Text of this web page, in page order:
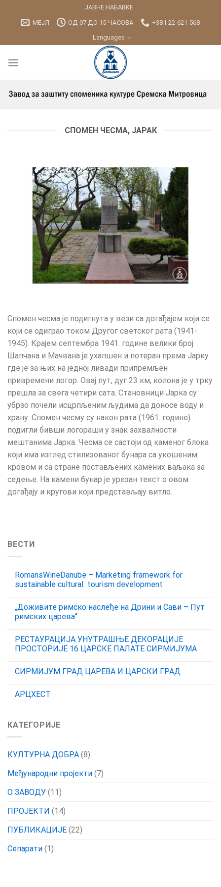
ЈАВНЕ НАБАВКЕ
МЕЈЛ ОД 07 ДО 15 ЧАСОВА +381 22 621 568
Languages
СПОМЕН ЧЕСМА, ЈАРАК
Спомен чесма је подигнута у вези са догађајем који се
који се одиграо током Другог светског рата (1941-
1945). Крајем септембра 1941. године велики број
Шапчана и Мачвана је ухапшен и потеран према Јарку
где је за њих на једној ливади припремљен
привремени логор. Овај пут, дуг 23 км, колона је у трку
прешла за свега четири сата. Становници Јарка су
убрзо почели исцрпљеним људима да доносе воду и
храну. Спомен чесму су након рата (1961. године)
подигли бивши логораши у знак захвалности
мештанима Јарка. Чесма се састоји од каменог блока
који има изглед стилизованог бунара са укошеним
кровом и са стране постављених камених ваљака за
седење. На камени бунар је урезан текст о овом
догађају и кругови који представљају витло.
ВЕСТИ
RomansWineDanube – Marketing framework for
sustainable cultural tourism development
„Доживите римско наслеђе на Дрини и Сави – Пут
римских царева“
РЕСТАУРАЦИЈА УНУТРАШЊЕ ДЕКОРАЦИЈЕ
ПРОСТОРИЈЕ 16 ЦАРСКЕ ПАЛАТЕ СИРМИЈУМА
СИРМИЈУМ ГРАД ЦАРЕВА И ЦАРСКИ ГРАД
АРЦХЕСТ
КАТЕГОРИЈЕ
КУЛТУРНА ДОБРА (8)
Међународни пројекти (7)
О ЗАВОДУ (11)
ПРОЈЕКТИ (14)
ПУБЛИКАЦИЈЕ (22)
Сепарати (1)